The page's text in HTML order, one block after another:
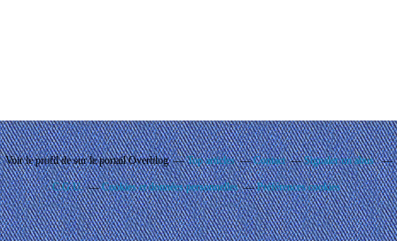
Voir le profil desur le portail Overblog Top articles Contact Signaler un abus
C.G.U. Cookies et données personnelles Préférences cookies